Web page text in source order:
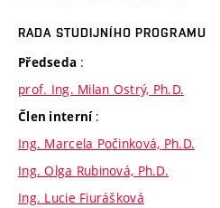
RADA STUDIJNÍHO PROGRAMU
Předseda :
prof. Ing. Milan Ostrý, Ph.D.
Člen interní :
Ing. Marcela Počinková, Ph.D.
Ing. Olga Rubinová, Ph.D.
Ing. Lucie Fiurášková